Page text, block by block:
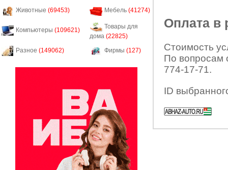
Животные (69453) Мебель (41274)
Компьютеры (109621)
Товары для
дома (22825)
Разное (149062) Фирмы (127)
Оплата в
Стоимость
По вопросам
774-17-71.
ID